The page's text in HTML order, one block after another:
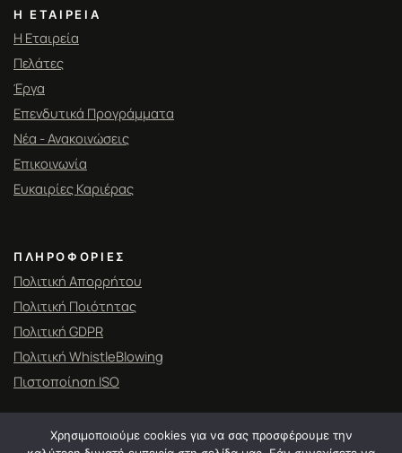
Η ΕΤΑΙΡΕΊΑ
Η Εταιρεία
Πελάτες
Έργα
Επενδυτικά Προγράμματα
Νέα - Ανακοινώσεις
Επικοινωνία
Ευκαιρίες Καριέρας
ΠΛΗΡΟΦΟΡΊΕΣ
Πολιτική Απορρήτου
Πολιτική Ποιότητας
Πολιτική GDPR
Πολιτική WhistleBlowing
Πιστοποίηση ISO
Χρησιμοποιούμε cookies για να σας προσφέρουμε την